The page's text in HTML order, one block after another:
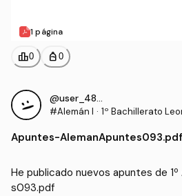
1 página
leaderboard0 personal_bag 0
@user_4855881
#Alemán I · 1º Bachillerato
Apuntes-AlemanApuntes093.pdf
He publicado nuevos apuntes de
s093.pdf